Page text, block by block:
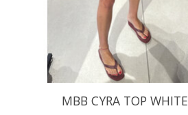
MBB CYRA TOP WHITE